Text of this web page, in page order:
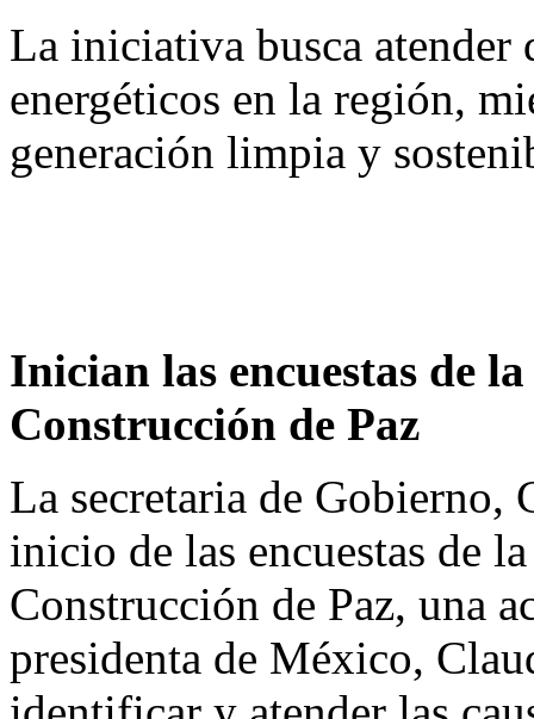
La iniciativa busca atender
energéticos en la región,
generación limpia y
Inician las encuestas de
Construcción de Paz
La secretaria de Gobierno,
inicio de las encuestas de
Construcción de Paz, una
presidenta de México,